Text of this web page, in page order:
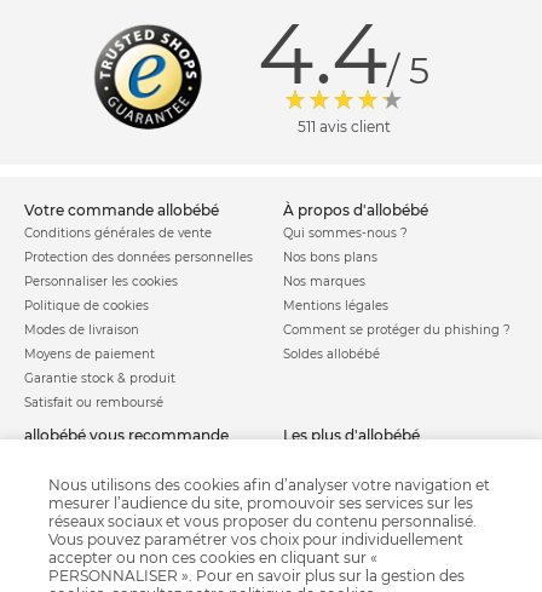
4.4/ 5
511 avis client
votre commande allobébé
Conditions générales de vente
Protection des données personnelles
Personnaliser les cookies
Politique de cookies
Modes de livraison
Moyens de paiement
Garantie stock & produit
Satisfait ou remboursé
à propos d'allobébé
Qui sommes-nous ?
Nos bons plans
Nos marques
Mentions légales
Comment se protéger du phishing ?
Soldes allobébé
allobébé vous recommande
Nos labels
Nos licences
Besoin d'aide ?
FAQ
les plus d'allobébé
Infos conseils
Jeux concours
Valise de maternité
Parrainage
Nous utilisons des cookies afin d’analyser votre navigation et
mesurer l’audience du site, promouvoir ses services sur les
réseaux sociaux et vous proposer du contenu personnalisé.
Vous pouvez paramétrer vos choix pour individuellement
accepter ou non ces cookies en cliquant sur «
PERSONNALISER ». Pour en savoir plus sur la gestion des